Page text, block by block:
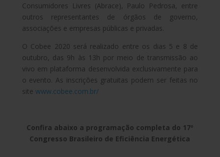
Consumidores Livres (Abrace), Paulo Pedrosa, entre
outros representantes de órgãos de governo,
associações e empresas públicas e privadas.
O Cobee 2020 será realizado entre os dias 5 e 8 de
outubro, das 9h às 13h por meio de transmissão ao
vivo em plataforma desenvolvida exclusivamente para
o evento. As inscrições gratuitas podem ser feitas no
site www.cobee.com.br/
Confira abaixo a programação completa do 17º
Congresso Brasileiro de Eficiência Energética